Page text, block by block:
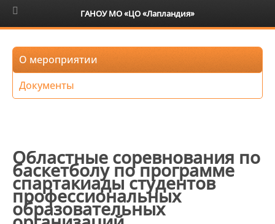
6+
О мероприятии
Документы
Областные соревнования по
баскетболу по программе
спартакиады студентов
профессиональных
образовательных
ГАНОУ МО «ЦО «Лапландия»